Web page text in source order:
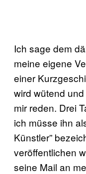
Ich sage dem
meine eigene
einer
wird wütend
mir reden. Drei
ich müsse ihn
Künstler”
veröffentlichen
seine Mail an